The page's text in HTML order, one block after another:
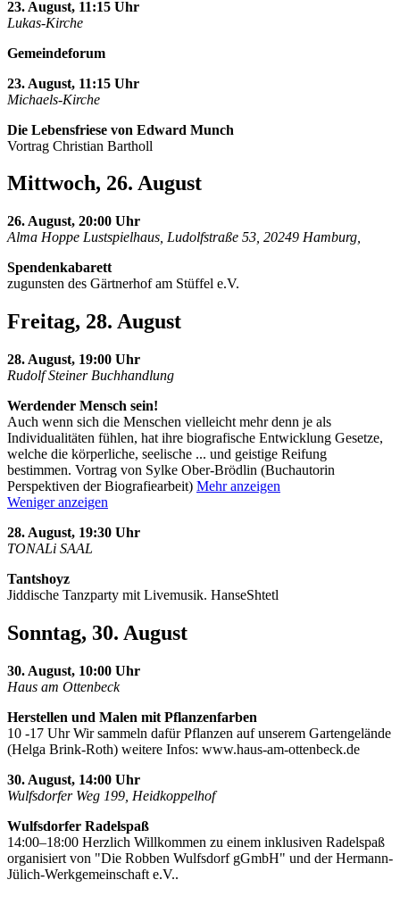
23. August, 11:15 Uhr
Lukas-Kirche
Gemeindeforum
23. August, 11:15 Uhr
Michaels-Kirche
Die Lebensfriese von Edward Munch
Vortrag Christian Bartholl
Mittwoch, 26. August
26. August, 20:00 Uhr
Alma Hoppe Lustspielhaus, Ludolfstraße 53, 20249 Hamburg,
Spendenkabarett
zugunsten des Gärtnerhof am Stüffel e.V.
Freitag, 28. August
28. August, 19:00 Uhr
Rudolf Steiner Buchhandlung
Werdender Mensch sein!
Auch wenn sich die Menschen vielleicht mehr denn je als
Individualitäten fühlen, hat ihre biografische Entwicklung Gesetze,
welche die körperliche, seelische ... und geistige Reifung
bestimmen. Vortrag von Sylke Ober-Brödlin (Buchautorin
Perspektiven der Biografiearbeit) Mehr anzeigen
Weniger anzeigen
28. August, 19:30 Uhr
TONALi SAAL
Tantshoyz
Jiddische Tanzparty mit Livemusik. HanseShtetl
Sonntag, 30. August
30. August, 10:00 Uhr
Haus am Ottenbeck
Herstellen und Malen mit Pflanzenfarben
10 -17 Uhr Wir sammeln dafür Pflanzen auf unserem Gartengelände
(Helga Brink-Roth) weitere Infos: www.haus-am-ottenbeck.de
30. August, 14:00 Uhr
Wulfsdorfer Weg 199, Heidkoppelhof
Wulfsdorfer Radelspaß
14:00–18:00 Herzlich Willkommen zu einem inklusiven Radelspaß
organisiert von "Die Robben Wulfsdorf gGmbH" und der Hermann-
Jülich-Werkgemeinschaft e.V..